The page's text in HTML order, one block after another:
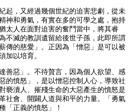
，又經過幾個世紀的迫害悲劇，從未
神和勇氣，有實在多的可學之處，抱持
太人在面對迫害的奮鬥當中，將其睿
不滅的教訓遺留給後世子孫，此即所謂
傳的慈愛」。正因為「憎惡」是可以被
加以培育。
惡」。不待贅言，因為個人欲望、感
的憤怒」，是以憎惡控制人心，導致社
褻瀆人、摧殘生命的大惡產生的憤怒是
社會、開闢人道與和平的力量。「勇氣
「正義的憤怒」！